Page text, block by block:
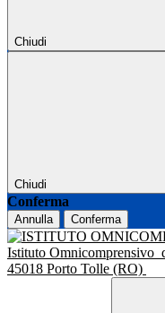
Chiudi
Chiudi
Conferma
Annulla Conferma
Istituto Omnicomprensivo
45018 Porto Tolle (RO)